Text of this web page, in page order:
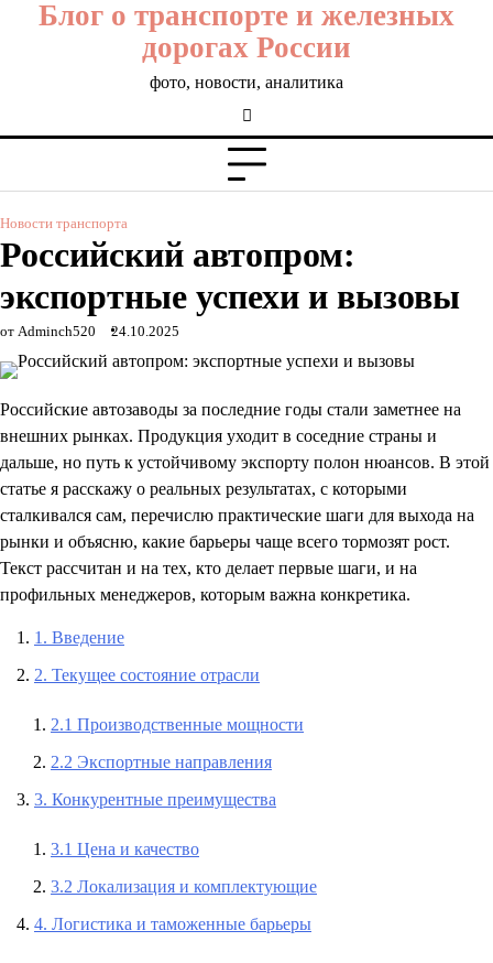
ПерейтиБлог о транспорте и железных
дорогах России
фото, новости, аналитика
Новости транспорта
Российский автопром:
экспортные успехи и вызовы
от Adminch520 24.10.2025
Российские автозаводы за последние годы стали заметнее на
внешних рынках. Продукция уходит в соседние страны и
дальше, но путь к устойчивому экспорту полон нюансов. В этой
статье я расскажу о реальных результатах, с которыми
сталкивался сам, перечислю практические шаги для выхода на
рынки и объясню, какие барьеры чаще всего тормозят рост.
Текст рассчитан и на тех, кто делает первые шаги, и на
профильных менеджеров, которым важна конкретика.
1. Введение
2. Текущее состояние отрасли
2.1 Производственные мощности
2.2 Экспортные направления
3. Конкурентные преимущества
3.1 Цена и качество
3.2 Локализация и комплектующие
4. Логистика и таможенные барьеры